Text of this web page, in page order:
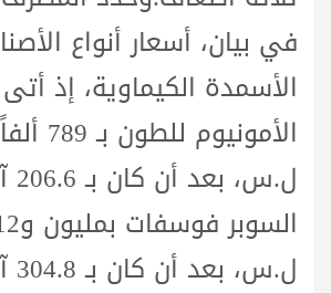
في بيان، أسعار أنواع
الأسمدة الكيماوية، إذ